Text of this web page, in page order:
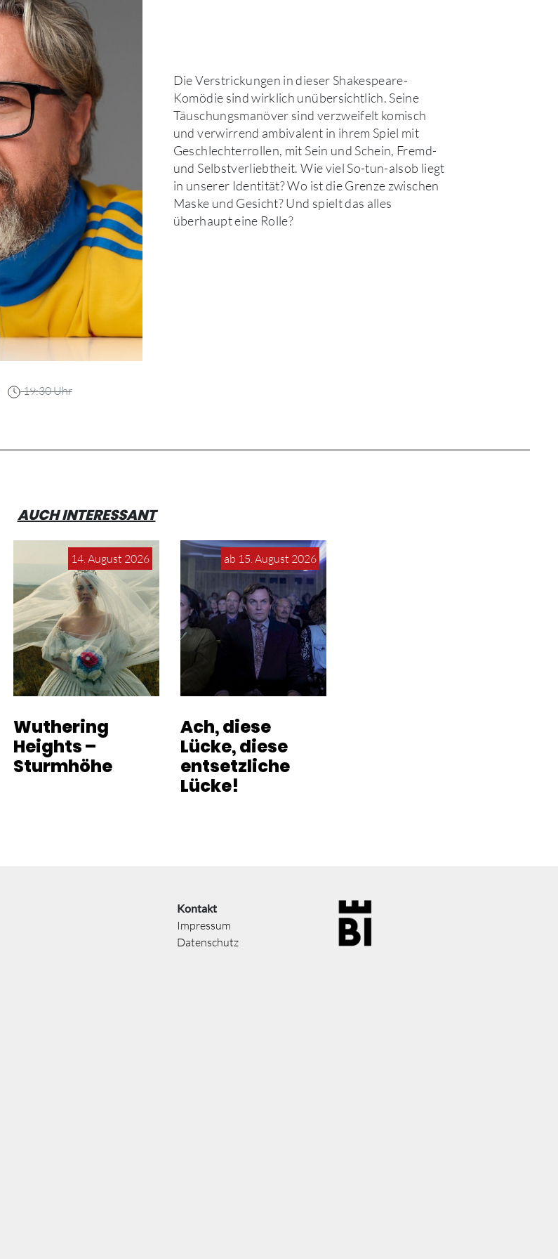
Die Verstrickungen in dieser Shakespeare-
Komödie sind wirklich unübersichtlich. Seine
Täuschungsmanöver sind verzweifelt komisch
und verwirrend ambivalent in ihrem Spiel mit
Geschlechterrollen, mit Sein und Schein, Fremd-
und Selbstverliebtheit. Wie viel So-tun-alsob liegt
in unserer Identität? Wo ist die Grenze zwischen
Maske und Gesicht? Und spielt das alles
überhaupt eine Rolle?
19:30 Uhr
AUCH INTERESSANT
14. August 2026
Wuthering
Heights –
Sturmhöhe
ab 15. August 2026
Ach, diese
Lücke, diese
entsetzliche
Lücke!
Kontakt
Impressum
Datenschutz